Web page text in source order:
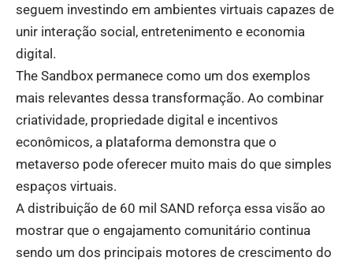
seguem investindo em ambientes virtuais capazes de
unir interação social, entretenimento e economia
digital.
The Sandbox permanece como um dos exemplos
mais relevantes dessa transformação. Ao combinar
criatividade, propriedade digital e incentivos
econômicos, a plataforma demonstra que o
metaverso pode oferecer muito mais do que simples
espaços virtuais.
A distribuição de 60 mil SAND reforça essa visão ao
mostrar que o engajamento comunitário continua
sendo um dos principais motores de crescimento do